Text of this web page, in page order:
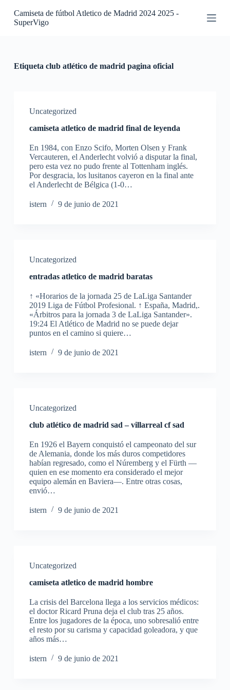
SCamiseta de fútbol Atletico de Madrid 2024 2025 -
SuperVigo
Etiqueta club atlético de madrid pagina oficial
Uncategorized
camiseta atletico de madrid final de leyenda
En 1984, con Enzo Scifo, Morten Olsen y Frank
Vercauteren, el Anderlecht volvió a disputar la final,
pero esta vez no pudo frente al Tottenham inglés.
Por desgracia, los lusitanos cayeron en la final ante
el Anderlecht de Bélgica (1-0…
istern 9 de junio de 2021
Uncategorized
entradas atletico de madrid baratas
↑ «Horarios de la jornada 25 de LaLiga Santander
2019 Liga de Fútbol Profesional. ↑ España, Madrid,.
«Árbitros para la jornada 3 de LaLiga Santander».
19:24 El Atlético de Madrid no se puede dejar
puntos en el camino si quiere…
istern 9 de junio de 2021
Uncategorized
club atlético de madrid sad – villarreal cf sad
En 1926 el Bayern conquistó el campeonato del sur
de Alemania, donde los más duros competidores
habían regresado, como el Núremberg y el Fürth —
quien en ese momento era considerado el mejor
equipo alemán en Baviera—. Entre otras cosas,
envió…
istern 9 de junio de 2021
Uncategorized
camiseta atletico de madrid hombre
La crisis del Barcelona llega a los servicios médicos:
el doctor Ricard Pruna deja el club tras 25 años.
Entre los jugadores de la época, uno sobresalió entre
el resto por su carisma y capacidad goleadora, y que
años más…
istern 9 de junio de 2021